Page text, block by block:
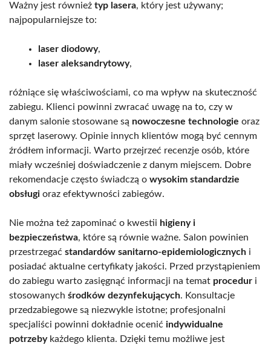
Ważny jest również typ lasera, który jest używany;
najpopularniejsze to:
laser diodowy,
laser aleksandrytowy,
różniące się właściwościami, co ma wpływ na skuteczność
zabiegu. Klienci powinni zwracać uwagę na to, czy w
danym salonie stosowane są nowoczesne technologie oraz
sprzęt laserowy. Opinie innych klientów mogą być cennym
źródłem informacji. Warto przejrzeć recenzje osób, które
miały wcześniej doświadczenie z danym miejscem. Dobre
rekomendacje często świadczą o wysokim standardzie
obsługi oraz efektywności zabiegów.
Nie można też zapominać o kwestii higieny i
bezpieczeństwa, które są równie ważne. Salon powinien
przestrzegać standardów sanitarno-epidemiologicznych i
posiadać aktualne certyfikaty jakości. Przed przystąpieniem
do zabiegu warto zasięgnąć informacji na temat procedur i
stosowanych środków dezynfekujących. Konsultacje
przedzabiegowe są niezwykle istotne; profesjonalni
specjaliści powinni dokładnie ocenić indywidualne
potrzebykażdego klienta. Dzięki temu możliwe jest